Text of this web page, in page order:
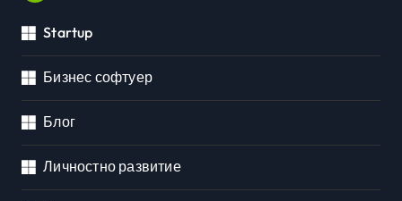
Startup
Бизнес софтуер
Блог
Личностно развитие